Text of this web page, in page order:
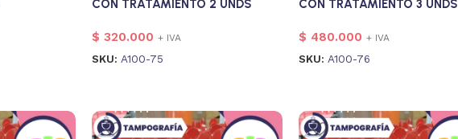
CON TRATAMIENTO 2 UNDS
$ 320.000 + IVA
SKU: A100-75
CON TRATAMIENTO 3 UNDS
$ 480.000 + IVA
SKU: A100-76